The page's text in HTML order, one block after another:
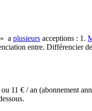
a plusieurs acceptions : 1.
entre. Différencier
11 € / an (abonnement